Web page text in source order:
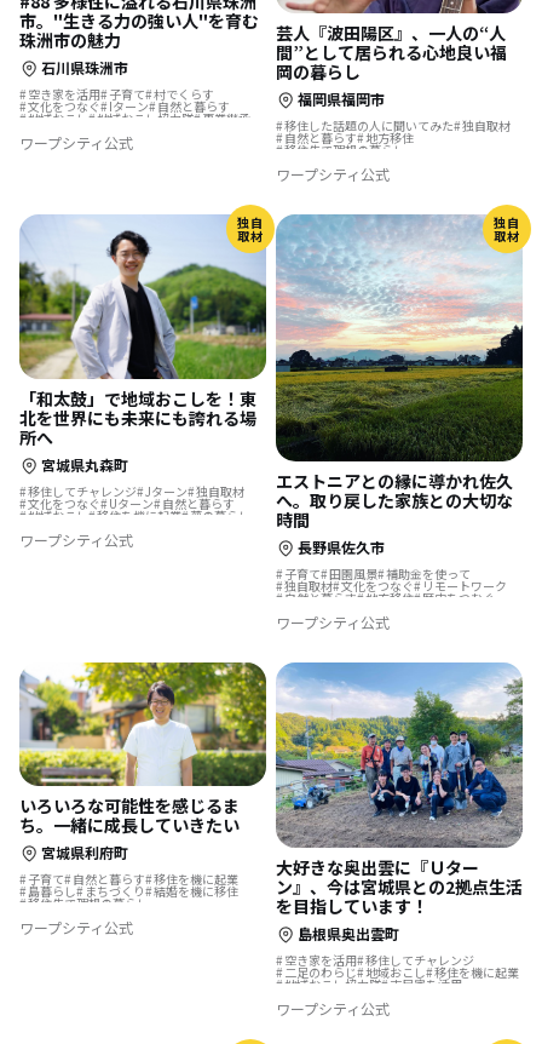
市。"生きる力の強い人"を育む
珠洲市の魅力
石川県珠洲市
空き家を活用 子育て 村でくらす
文化をつなぐ Iターン 自然と暮らす
地域おこし 地域おこし協力隊 事業継承
移住先で理想の暮らし
地域おこし協力隊に聞いてみた
ワープシティ公式
芸人『波田陽区』、一人の“人
間”として居られる心地良い福
岡の暮らし
福岡県福岡市
移住した話題の人に聞いてみた 独自取材
自然と暮らす 地方移住
移住先で理想の暮らし
ワープシティ公式
独自
取材
「和太鼓」で地域おこしを！東
北を世界にも未来にも誇れる場
所へ
宮城県丸森町
移住してチャレンジ Jターン 独自取材
文化をつなぐ Uターン 自然と暮らす
地域おこし 移住を機に起業 夢の暮らし
ふるさとで暮らす
移住先で理想の暮らし
ワープシティ公式
独自
取材
エストニアとの縁に導かれ佐久
へ。取り戻した家族との大切な
時間
長野県佐久市
子育て 田園風景 補助金を使って
独自取材 文化をつなぐ リモートワーク
自然と暮らす 地方移住 歴史をつむぐ
ワープシティ公式
いろいろな可能性を感じるま
ち。一緒に成長していきたい
宮城県利府町
子育て 自然と暮らす 移住を機に起業
島暮らし まちづくり 結婚を機に移住
移住先で理想の暮らし
ワープシティ公式
大好きな奥出雲に『Ｕター
ン』、今は宮城県との2拠点生活
を目指しています！
島根県奥出雲町
空き家を活用 移住してチャレンジ
二足のわらじ 地域おこし 移住を機に起業
地域おこし協力隊 古民家を活用
ワープシティ公式